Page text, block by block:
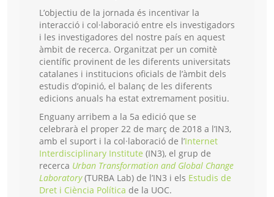
L’objectiu de la jornada és incentivar la
interacció i col·laboració entre els investigadors
i les investigadores del nostre país en aquest
àmbit de recerca. Organitzat per un comitè
científic provinent de les diferents universitats
catalanes i institucions oficials de l’àmbit dels
estudis d’opinió, el balanç de les diferents
edicions anuals ha estat extremament positiu.
Enguany arribem a la 5a edició que se
celebrarà el proper 22 de març de 2018 a l’IN3,
amb el suport i la col·laboració de l’Internet
Interdisciplinary Institute (IN3), el grup de
recerca Urban Transformation and Global Change
Laboratory(TURBA Lab) de l’IN3 i els Estudis de
Dret i Ciència Política de la UOC.